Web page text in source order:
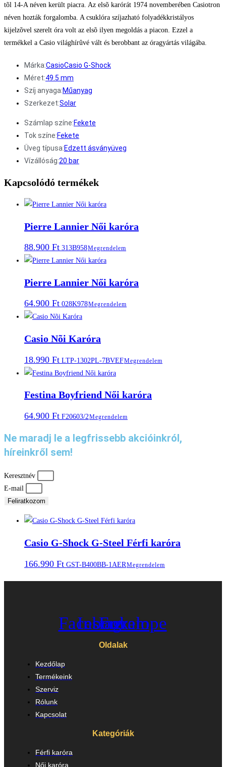
tõl 14-A néven került piacra. Az elsõ karórát 1974 novemberében Casiotron
néven hozták forgalomba. A csuklóra szíjazható folyadékkristályos
kijelzõvel szerelt óra volt az elsõ ilyen megoldás a piacon. Ezzel a
termékkel a Casio világhírûvé vált és berobbant az óragyártás világába.
Márka:CasioCasio G-Shock
Méret:49.5 mm
Szíj anyaga:Műanyag
Szerkezet:Solar
Számlap színe:Fekete
Tok színe:Fekete
Üveg típusa:Edzett ásványüveg
Vízállóság:20 bar
Kapcsolódó termékek
Pierre Lannier Női karóra
88.900 Ft 313B958Megrendelem
Pierre Lannier Női karóra
64.900 Ft 028K978Megrendelem
Casio Nõi Karóra
18.990 Ft LTP-1302PL-7BVEFMegrendelem
Festina Boyfriend Női karóra
64.900 Ft F20603/2Megrendelem
Ne maradj le a legfrissebb akcióinkról,
híreinkről sem!
Keresztnév
E-mail
Feliratkozom
Casio G-Shock G-Steel Férfi karóra
166.990 Ft GST-B400BB-1AERMegrendelem
Facebook
Instagram
Envelope
Oldalak
Kezdőlap
Termékeink
Szerviz
Rólunk
Kapcsolat
Kategóriák
Férfi karóra
Női karóra